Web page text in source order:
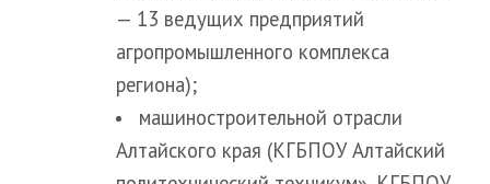
— 13 ведущих предприятий
агропромышленного комплекса
региона);
машиностроительной отрасли
Алтайского края (КГБПОУ Алтайский